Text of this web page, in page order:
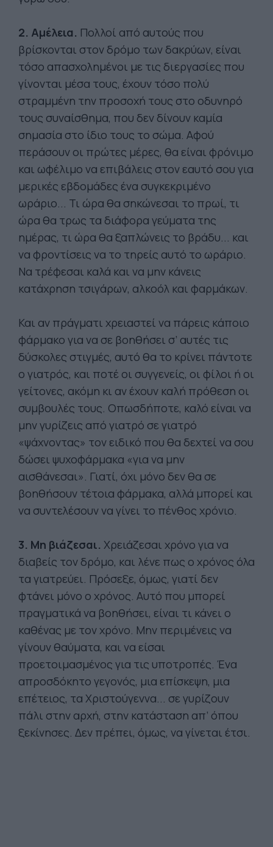
2. Αμέλεια. Πολλοί από αυτούς που
βρίσκονται στον δρόμο των δακρύων, είναι
τόσο απασχολημένοι με τις διεργασίες που
γίνονται μέσα τους, έχουν τόσο πολύ
στραμμένη την προσοχή τους στο οδυνηρό
τους συναίσθημα, που δεν δίνουν καμία
σημασία στο ίδιο τους το σώμα. Αφού
περάσουν οι πρώτες μέρες, θα είναι φρόνιμο
και ωφέλιμο να επιβάλεις στον εαυτό σου για
μερικές εβδομάδες ένα συγκεκριμένο
ωράριο... Τι ώρα θα σηκώνεσαι το πρωί, τι
ώρα θα τρως τα διάφορα γεύματα της
ημέρας, τι ώρα θα ξαπλώνεις το βράδυ... και
να φροντίσεις να το τηρείς αυτό το ωράριο.
Να τρέφεσαι καλά και να μην κάνεις
κατάχρηση τσιγάρων, αλκοόλ και φαρμάκων.
Και αν πράγματι χρειαστεί να πάρεις κάποιο
φάρμακο για να σε βοηθήσει σ’ αυτές τις
δύσκολες στιγμές, αυτό θα το κρίνει πάντοτε
ο γιατρός, και ποτέ οι συγγενείς, οι φίλοι ή οι
γείτονες, ακόμη κι αν έχουν καλή πρόθεση οι
συμβουλές τους. Οπωσδήποτε, καλό είναι να
μην γυρίζεις από γιατρό σε γιατρό
«ψάχνοντας» τον ειδικό που θα δεχτεί να σου
δώσει ψυχοφάρμακα «για να μην
αισθάνεσαι». Γιατί, όχι μόνο δεν θα σε
βοηθήσουν τέτοια φάρμακα, αλλά μπορεί και
να συντελέσουν να γίνει το πένθος χρόνιο.
3. Μη βιάζεσαι. Χρειάζεσαι χρόνο για να
διαβείς τον δρόμο, και λένε πως ο χρόνος όλα
τα γιατρεύει. Πρόσεξε, όμως, γιατί δεν
φτάνει μόνο ο χρόνος. Αυτό που μπορεί
πραγματικά να βοηθήσει, είναι τι κάνει ο
καθένας με τον χρόνο. Μην περιμένεις να
γίνουν θαύματα, και να είσαι
προετοιμασμένος για τις υποτροπές. Ένα
απροσδόκητο γεγονός, μια επίσκεψη, μια
επέτειος, τα Χριστούγεννα... σε γυρίζουν
πάλι στην αρχή, στην κατάσταση απ’ όπου
ξεκίνησες. Δεν πρέπει, όμως, να γίνεται έτσι.